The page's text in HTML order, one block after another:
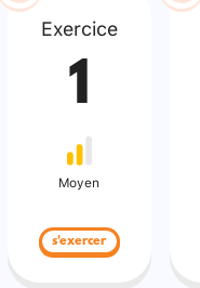
Exercice
1
Moyen
s'exercer